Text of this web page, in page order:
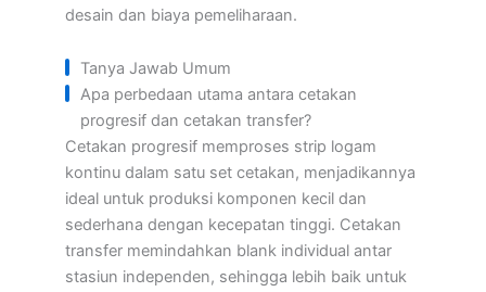
desain dan biaya pemeliharaan.
Tanya Jawab Umum
Apa perbedaan utama antara cetakan
progresif dan cetakan transfer?
Cetakan progresif memproses strip logam
kontinu dalam satu set cetakan, menjadikannya
ideal untuk produksi komponen kecil dan
sederhana dengan kecepatan tinggi. Cetakan
transfer memindahkan blank individual antar
stasiun independen, sehingga lebih baik untuk